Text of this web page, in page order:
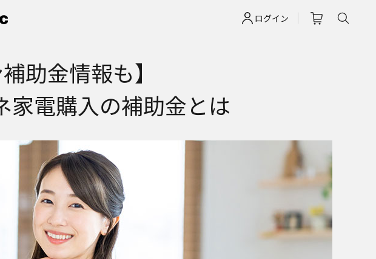
ログイン
助金情報も】
家電購入の補助金とは